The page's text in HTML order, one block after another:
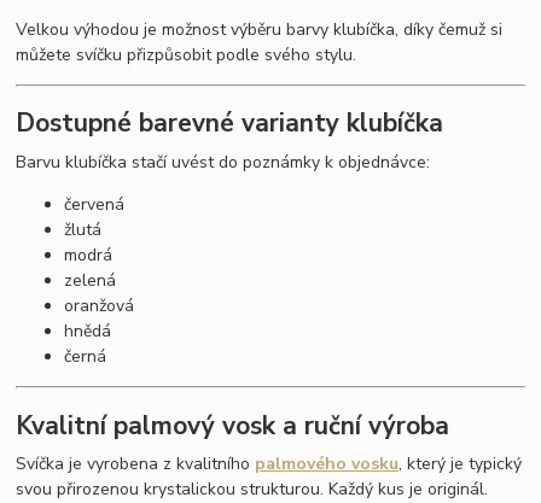
Velkou výhodou je možnost výběru barvy klubíčka, díky čemuž si
můžete svíčku přizpůsobit podle svého stylu.
Dostupné barevné varianty klubíčka
Barvu klubíčka stačí uvést do poznámky k objednávce:
červená
žlutá
modrá
zelená
oranžová
hnědá
černá
Kvalitní palmový vosk a ruční výroba
Svíčka je vyrobena z kvalitního palmového vosku, který je typický
svou přirozenou krystalickou strukturou. Každý kus je originál.